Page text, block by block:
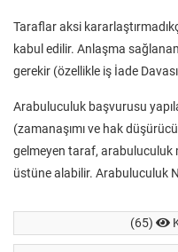
Taraflar aksi
kabul edilir. Anlaşma
gerekir (özellikle iş İade
Arabuluculuk başvurusu
(zamanaşımı ve hak
gelmeyen taraf, arabuluculuk
üstüne alabilir. Arabuluculuk
(65)